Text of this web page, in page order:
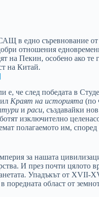
в едно съревнование
отношения
на Пекин, особено ако
на Китай.
е, че след победата в
Краят на историята (по
и раси, създавайки
изключително
полагаемото им, според
за нашата
И през почти цялото
Упадъкът от XVII-
област от